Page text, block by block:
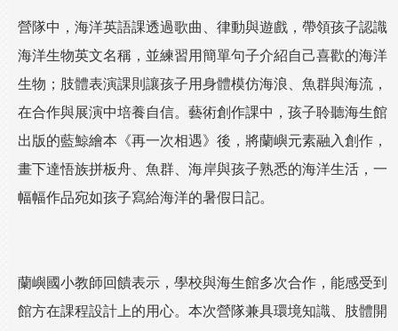
營隊中，海洋英語課透過歌曲、律動與遊戲，帶領孩子認識
海洋生物英文名稱，並練習用簡單句子介紹自己喜歡的海洋
生物；肢體表演課則讓孩子用身體模仿海浪、魚群與海流，
在合作與展演中培養自信。藝術創作課中，孩子聆聽海生館
出版的藍鯨繪本《再一次相遇》後，將蘭嶼元素融入創作，
畫下達悟族拼板舟、魚群、海岸與孩子熟悉的海洋生活，一
幅幅作品宛如孩子寫給海洋的暑假日記。
蘭嶼國小教師回饋表示，學校與海生館多次合作，能感受到
館方在課程設計上的用心。本次營隊兼具環境知識、肢體開